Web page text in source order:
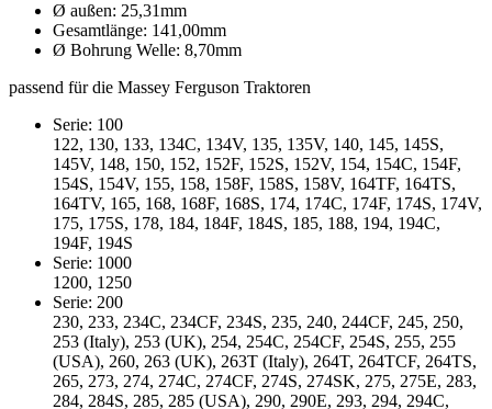
Ø außen: 25,31mm
Gesamtlänge: 141,00mm
Ø Bohrung Welle: 8,70mm
passend für die Massey Ferguson Traktoren
Serie: 100
122, 130, 133, 134C, 134V, 135, 135V, 140, 145, 145S,
145V, 148, 150, 152, 152F, 152S, 152V, 154, 154C, 154F,
154S, 154V, 155, 158, 158F, 158S, 158V, 164TF, 164TS,
164TV, 165, 168, 168F, 168S, 174, 174C, 174F, 174S, 174V,
175, 175S, 178, 184, 184F, 184S, 185, 188, 194, 194C,
194F, 194S
Serie: 1000
1200, 1250
Serie: 200
230, 233, 234C, 234CF, 234S, 235, 240, 244CF, 245, 250,
253 (Italy), 253 (UK), 254, 254C, 254CF, 254S, 255, 255
(USA), 260, 263 (UK), 263T (Italy), 264T, 264TCF, 264TS,
265, 273, 274, 274C, 274CF, 274S, 274SK, 275, 275E, 283,
284, 284S, 285, 285 (USA), 290, 290E, 293, 294, 294C,